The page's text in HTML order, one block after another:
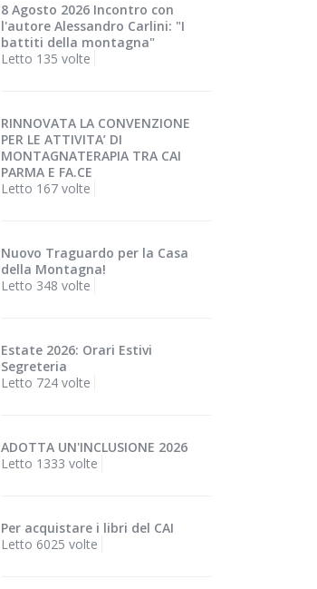
8 Agosto 2026 Incontro con
l'autore Alessandro Carlini: "I
battiti della montagna"
Letto 135 volte
RINNOVATA LA CONVENZIONE
PER LE ATTIVITA’ DI
MONTAGNATERAPIA TRA CAI
PARMA E FA.CE
Letto 167 volte
Nuovo Traguardo per la Casa
della Montagna!
Letto 348 volte
Estate 2026: Orari Estivi
Segreteria
Letto 724 volte
ADOTTA UN'INCLUSIONE 2026
Letto 1333 volte
Per acquistare i libri del CAI
Letto 6025 volte